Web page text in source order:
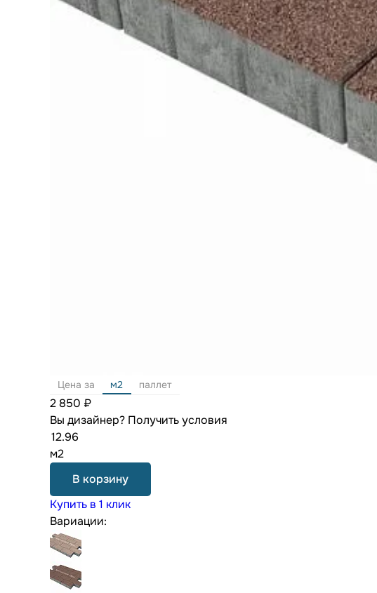
Цена за м2 паллет
2 850 ₽
Вы дизайнер? Получить условия
м2
В корзину
Купить в 1 клик
Вариации: